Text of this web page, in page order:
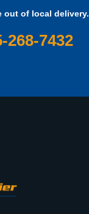
out of local delivery.
268-7432